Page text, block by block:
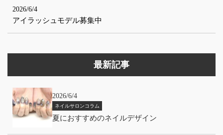
2026/6/4
アイラッシュモデル募集中
最新記事
2026/6/4
ネイルサロンコラム
夏におすすめのネイルデザイン